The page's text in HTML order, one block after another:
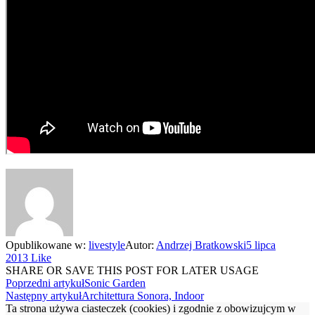
Opublikowane w: livestyleAutor: Andrzej Bratkowski5 lipca
2013 Like
SHARE OR SAVE THIS POST FOR LATER USAGE
Poprzedni artykułSonic Garden
Następny artykułArchitettura Sonora, Indoor
Ta strona używa ciasteczek (cookies) i zgodnie z obowizujcym w